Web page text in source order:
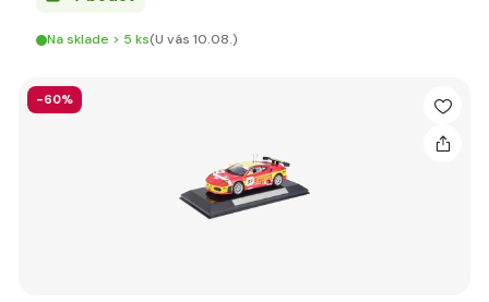
Na sklade > 5 ks(U vás 10.08.)
-60%